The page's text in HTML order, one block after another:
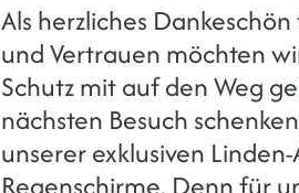
Als herzliches
und Vertrauen möchten
Schutz mit auf den Weg
nächsten Besuch
unserer exklusiven